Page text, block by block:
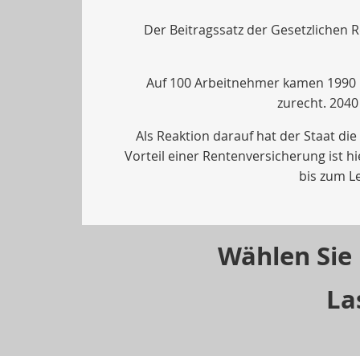
Der Beitragssatz der Gesetzlichen
Auf 100 Arbeitnehmer kamen
zurecht.
Als Reaktion darauf hat der Staat
Vorteil einer Rentenversicherung ist
bis zum
Wählen